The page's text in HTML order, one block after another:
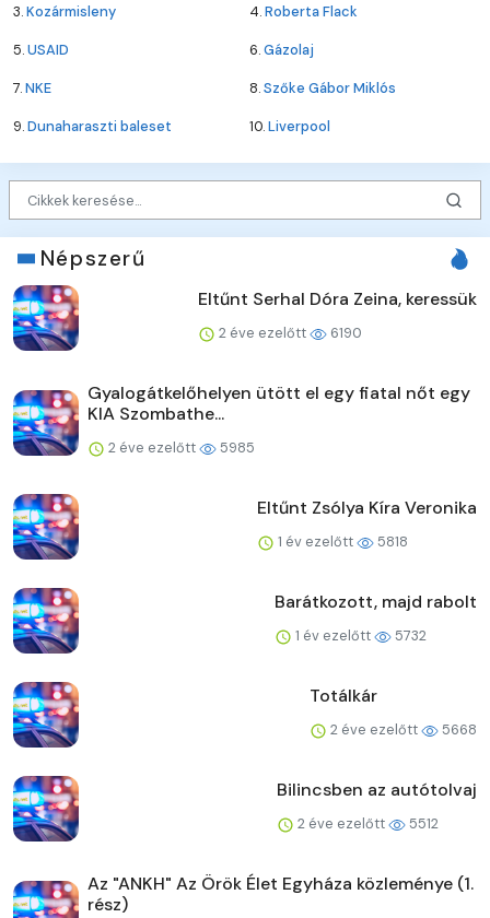
3.Kozármisleny 4.Roberta Flack
5.USAID 6.Gázolaj
7.NKE 8.Szőke Gábor Miklós
9.Dunaharaszti baleset 10.Liverpool
Népszerű
Eltűnt Serhal Dóra Zeina, keressük
2 éve ezelőtt 6190
Gyalogátkelőhelyen ütött el egy fiatal nőt egy
KIA Szombathe...
2 éve ezelőtt 5985
Eltűnt Zsólya Kíra Veronika
1 év ezelőtt 5818
Barátkozott, majd rabolt
1 év ezelőtt 5732
Totálkár
2 éve ezelőtt 5668
Bilincsben az autótolvaj
2 éve ezelőtt 5512
Az "ANKH" Az Örök Élet Egyháza közleménye (1.
rész)